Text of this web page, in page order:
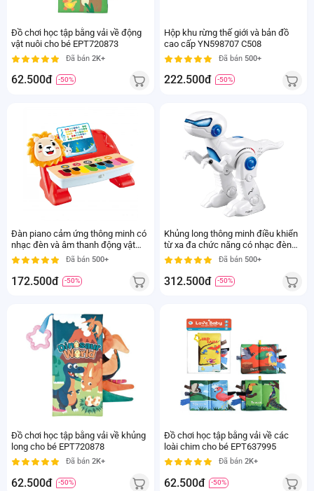
Đồ chơi học tập bằng vải về động
vật nuôi cho bé EPT720873
Đã bán 2K+
62.500đ -50%
Hộp khu rừng thế giới và bản đồ
cao cấp YN598707 C508
Đã bán 500+
222.500đ -50%
Đàn piano cảm ứng thông minh có
nhạc đèn và âm thanh động vật
LH16880530 C404 (Xanh dương)
Đã bán 500+
172.500đ -50%
Khủng long thông minh điều khiển
từ xa đa chức năng có nhạc đèn
YN281777
Đã bán 500+
312.500đ -50%
Đồ chơi học tập bằng vải về khủng
long cho bé EPT720878
Đã bán 2K+
62.500đ -50%
Đồ chơi học tập bằng vải về các
loài chim cho bé EPT637995
Đã bán 2K+
62.500đ -50%